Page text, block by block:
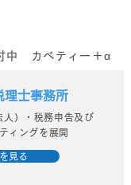
中 カベティー＋α
理士事務所
人）・税務申告及び
ィングを展開
見る